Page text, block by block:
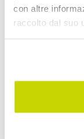
con altre
raccolto dal suo
Nur